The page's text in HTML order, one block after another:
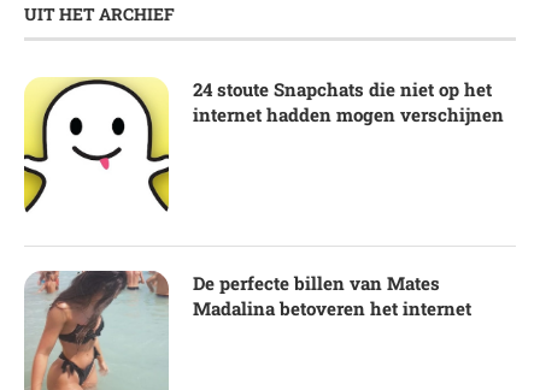
UIT HET ARCHIEF
24 stoute Snapchats die niet op het
internet hadden mogen verschijnen
De perfecte billen van Mates
Madalina betoveren het internet